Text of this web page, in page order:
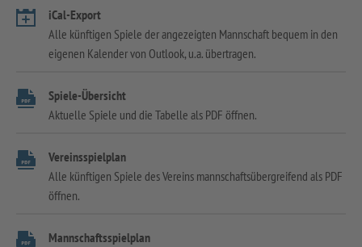
iCal-Export
Alle künftigen Spiele der angezeigten Mannschaft bequem in den
eigenen Kalender von Outlook, u.a. übertragen.
Spiele-Übersicht
Aktuelle Spiele und die Tabelle als PDF öffnen.
Vereinsspielplan
Alle künftigen Spiele des Vereins mannschaftsübergreifend als PDF
öffnen.
Mannschaftsspielplan